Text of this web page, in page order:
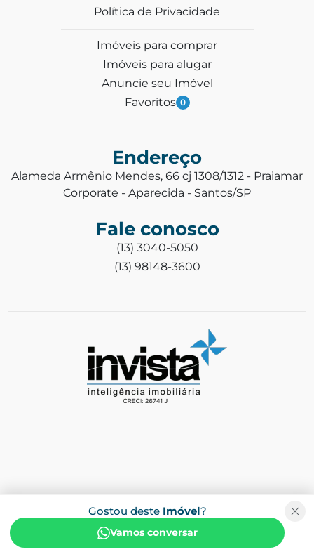
Gostou deste Imóvel?
Vamos conversar
Política de Privacidade
Imóveis para comprar
Imóveis para alugar
Anuncie seu Imóvel
Favoritos 0
Endereço
Alameda Armênio Mendes, 66 cj 1308/1312 - Praiamar
Corporate - Aparecida - Santos/SP
Fale conosco
(13) 3040-5050
(13) 98148-3600